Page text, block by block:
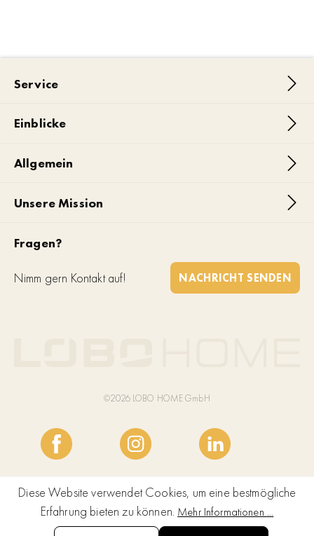
Service
Einblicke
Allgemein
Unsere Mission
Fragen?
Nimm gern Kontakt auf! NACHRICHT SENDEN
©2026 LOBO HOME GmbH
Diese Website verwendet Cookies, um eine bestmögliche
Erfahrung bieten zu können. Mehr Informationen ...